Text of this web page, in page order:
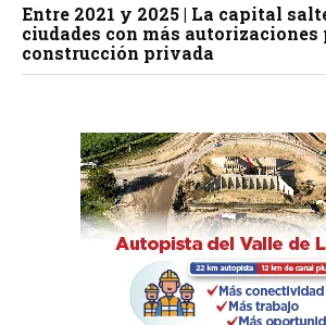
Entre 2021 y 2025 | La capital
ciudades con más autorizaciones
construcción privada